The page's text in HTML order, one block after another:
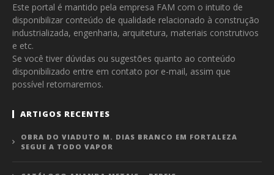
Este portal é mantido pela empresa FAM com o intuito de
disponibilizar conteúdo de qualidade relacionado à construção
industrializada, engenharia, arquitetura, materiais construtivos
e etc.
Se você tiver dúvidas ou sugestões quanto ao conteúdo
disponibilizado entre em contato por e-mail, assim que
possível retornaremos.
ARTIGOS RECENTES
OBRA DO VIADUTO M. DIAS BRANCO EM FORTALEZA
SEGUE A TODO VAPOR